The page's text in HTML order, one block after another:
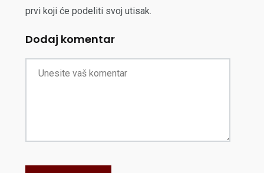
prvi koji će podeliti svoj utisak.
Dodaj komentar